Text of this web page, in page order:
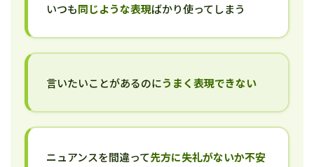
いつも同じような表現ばかり使ってしまう
言いたいことがあるのにうまく表現できない
ニュアンスを間違って先方に失礼がないか不安